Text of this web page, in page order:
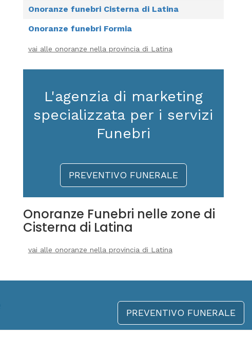
Onoranze funebri Cisterna di Latina
Onoranze funebri Formia
vai alle onoranze nella provincia di Latina
L'agenzia di marketing
specializzata per i servizi
Funebri
PREVENTIVO FUNERALE
Onoranze Funebri nelle zone di
Cisterna di Latina
vai alle onoranze nella provincia di Latina
PREVENTIVO FUNERALE